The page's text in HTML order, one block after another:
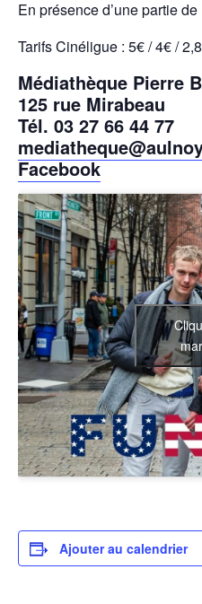
En présence d’une partie de
Tarifs Cinéligue : 5€ / 4€ /
Médiathèque Pierre
125 rue Mirabeau
Tél. 03 27 66 44 77
Facebook
Ajouter au calendrier